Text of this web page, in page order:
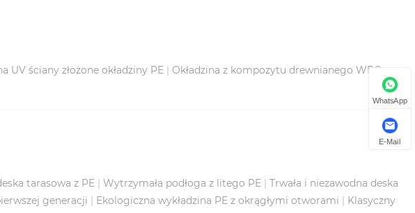
UV ściany złożone okładziny PE | Okładzina z kompozytu drewnianego WPC
tarasowa z PE | Wytrzymała podłoga z litego PE | Trwała i niezawodna deska
generacji | Ekologiczna wykładzina PE z okrągłymi otworami | Klasyczny
WhatsApp
E-Mail